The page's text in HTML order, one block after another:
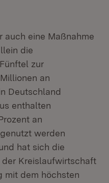
eine Maßnahme
die
zur
an
Deutschland
enthalten
an
werden
hat sich die
Kreislaufwirtschaft
mit dem höchsten